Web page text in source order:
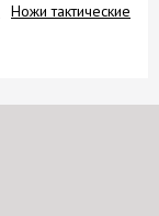
Ножи тактические